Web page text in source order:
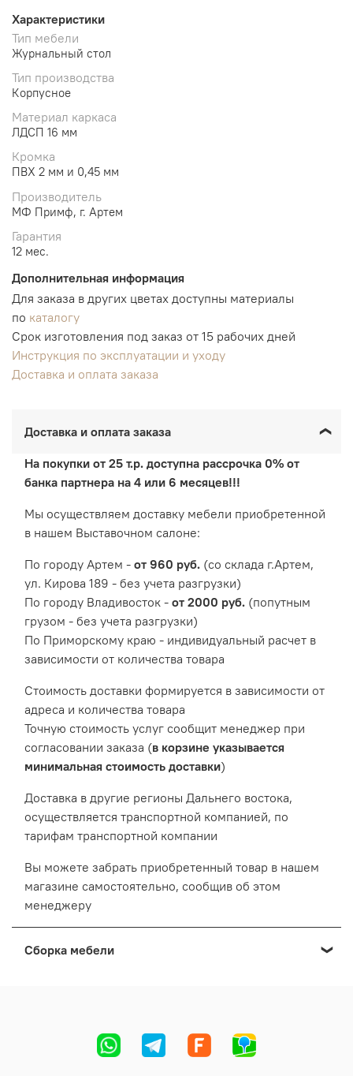
Характеристики
Тип мебели
Журнальный стол
Тип производства
Корпусное
Материал каркаса
ЛДСП 16 мм
Кромка
ПВХ 2 мм и 0,45 мм
Производитель
МФ Примф, г. Артем
Гарантия
12 мес.
Дополнительная информация
Для заказа в других цветах доступны материалы
по каталогу
Срок изготовления под заказ от 15 рабочих дней
Инструкция по эксплуатации и уходу
Доставка и оплата заказа
Доставка и оплата заказа
На покупки от 25 т.р. доступна рассрочка 0% от
банка партнера на 4 или 6 месяцев!!!
Мы осуществляем доставку мебели приобретенной
в нашем Выставочном салоне:
По городу Артем - от 960 руб. (со склада г.Артем,
ул. Кирова 189 - без учета разгрузки)
По городу Владивосток - от 2000 руб. (попутным
грузом - без учета разгрузки)
По Приморскому краю - индивидуальный расчет в
зависимости от количества товара
Cтоимость доставки формируется в зависимости от
адреса и количества товара
Точную стоимость услуг сообщит менеджер при
согласовании заказа (в корзине указывается
минимальная стоимость доставки)
Доставка в другие регионы Дальнего востока,
осуществляется транспортной компанией, по
тарифам транспортной компании
Вы можете забрать приобретенный товар в нашем
магазине самостоятельно, сообщив об этом
менеджеру
Сборка мебели
Cтоимость сборки формируется в зависимости от
адреса, вида и количества мебели.